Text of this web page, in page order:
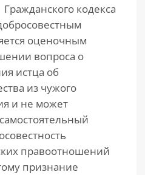
кодекса
оценочным
вопроса о
истца об
из чужого
и не может
правоотношений
признание